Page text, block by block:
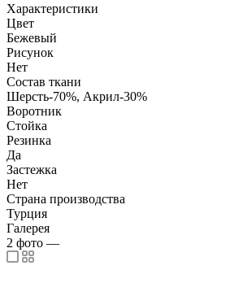
Характеристики
Цвет
Бежевый
Рисунок
Нет
Состав ткани
Шерсть-70%, Акрил-30%
Воротник
Стойка
Резинка
Да
Застежка
Нет
Страна производства
Турция
Галерея
2 фото —